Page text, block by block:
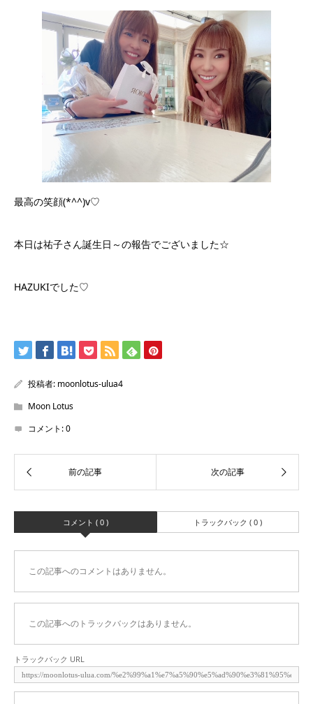
最高の笑顔(*^^)v♡
本日は祐子さん誕生日～の報告でございました☆
HAZUKIでした♡
投稿者: moonlotus-ulua4
Moon Lotus
コメント:0
コメント ( 0 ) トラックバック ( 0 )
この記事へのコメントはありません。
この記事へのトラックバックはありません。
トラックバック URL